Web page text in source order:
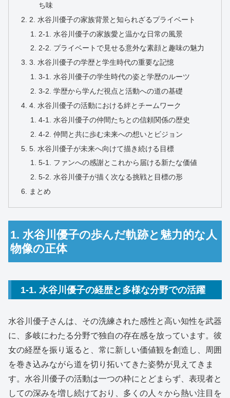
ち味
2. 水谷川優子の家族背景と知られざるプライベート
2-1. 水谷川優子の家族愛と温かな日常の風景
2-2. プライベートで見せる意外な素顔と趣味の魅力
3. 水谷川優子の学歴と学生時代の重要な記憶
3-1. 水谷川優子の学生時代の姿と学歴のルーツ
3-2. 学歴から学んだ視点と活動への道の基礎
4. 水谷川優子の活動における絆とチームワーク
4-1. 水谷川優子の仲間たちとの信頼関係の歴史
4-2. 仲間と共に歩む未来への想いとビジョン
5. 水谷川優子が未来へ向けて描き続ける目標
5-1. ファンへの感謝とこれから届ける新たな価値
5-2. 水谷川優子が描く次なる挑戦と目標の形
まとめ
1. 水谷川優子の歩んだ軌跡と魅力的な人
物像の正体
1-1. 水谷川優子の経歴と多様な分野での活躍
水谷川優子さんは、その洗練された感性と高い知性を武器
に、多岐にわたる分野で独自の存在感を放っています。彼
女の経歴を振り返ると、常に新しい価値観を創造し、周囲
を巻き込みながら道を切り拓いてきた姿勢が見えてきま
す。水谷川優子の活動は一つの枠にとどまらず、表現者と
しての深みを増し続けており、多くの人々から熱い注目を